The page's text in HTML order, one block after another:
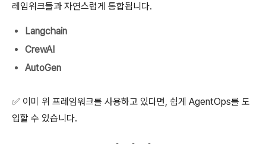
레임워크들과 자연스럽게 통합됩니다.
Langchain
CrewAI
AutoGen
✅ 이미 위 프레임워크를 사용하고 있다면, 쉽게 AgentOps를 도
입할 수 있습니다.